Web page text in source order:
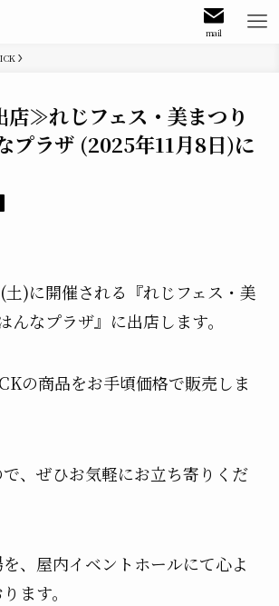
mail
≫れじフェス・美まつり
プラザ (2025年11月8日)に
土)に開催される『れじフェス・美
んなプラザ』に出店します。
の商品をお手頃価格で販売しま
、ぜひお気軽にお立ち寄りくだ
、屋内イベントホールにて心よ
ます。